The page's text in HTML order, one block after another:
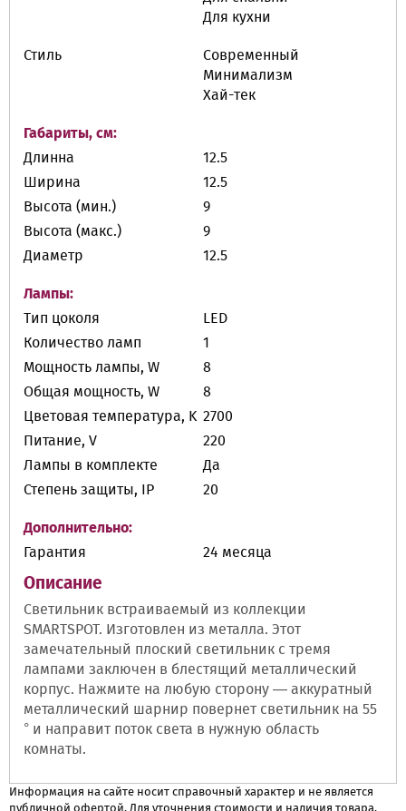
Для кухни
Стиль
Современный
Минимализм
Хай-тек
Габариты, см:
Длинна
12.5
Ширина
12.5
Высота (мин.)
9
Высота (макс.)
9
Диаметр
12.5
Лампы:
Тип цоколя
LED
Количество ламп
1
Мощность лампы, W
8
Общая мощность, W
8
Цветовая температура, K 2700
Питание, V
220
Лампы в комплекте
Да
Степень защиты, IP
20
Дополнительно:
Гарантия
24 месяца
Описание
Светильник встраиваемый из коллекции
SMARTSPOT. Изготовлен из металла. Этот
замечательный плоский светильник с тремя
лампами заключен в блестящий металлический
корпус. Нажмите на любую сторону — аккуратный
металлический шарнир повернет светильник на 55
° и направит поток света в нужную область
комнаты.
Информация на сайте носит справочный характер и не является
публичной офертой. Для уточнения стоимости и наличия товара,